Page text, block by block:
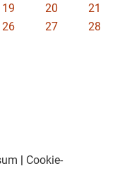
19 20
21
26 27
28
Cookie-